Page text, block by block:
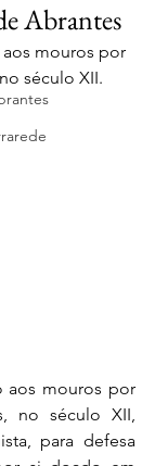
Abrantes
mouros por
século XII.
aos mouros por
no século XII,
para defesa